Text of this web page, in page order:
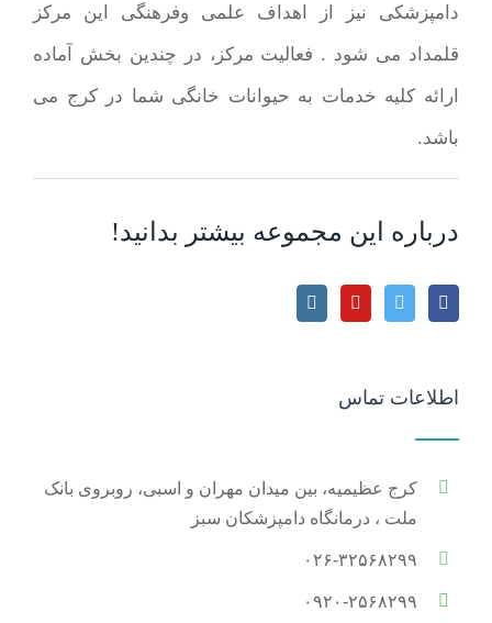
دامپزشکی نیز از اهداف علمی وفرهنگی این مرکز
قلمداد می شود . فعالیت مرکز، در چندین بخش آماده
ارائه کلیه خدمات به حیوانات خانگی شما در کرج می
باشد.
درباره این مجموعه بیشتر بدانید!
اطلاعات تماس
کرج عظیمیه، بین میدان مهران و اسبی، روبروی بانک
ملت ، درمانگاه دامپزشکان سبز
۰۲۶-۳۲۵۶۸۲۹۹
۰۹۲۰-۲۵۶۸۲۹۹